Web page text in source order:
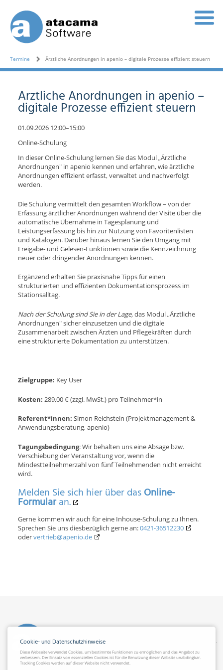
Termine Ärztliche Anordnungen in apenio – digitale Prozesse effizient steuern
Ärztliche Anordnungen in apenio –
digitale Prozesse effizient steuern
01.09.2026 12:00–15:00
Online-Schulung
In dieser Online-Schulung lernen Sie das Modul „Ärztliche
Anordnungen" in apenio kennen und erfahren, wie ärztliche
Anordnungen effizient erfasst, verwaltet und nachverfolgt
werden.
Die Schulung vermittelt den gesamten Workflow – von der
Erfassung ärztlicher Anordnungen während der Visite über die
automatische Übernahme in Tagesplanung und
Leistungserfassung bis hin zur Nutzung von Favoritenlisten
und Katalogen. Darüber hinaus lernen Sie den Umgang mit
Freigabe- und Gelesen-Funktionen sowie die Kennzeichnung
neuer oder dringender Anordnungen kennen.
Ergänzend erhalten Sie praxisnahe Tipps für einen
strukturierten und effizienten Dokumentationsprozess im
Stationsalltag.
Nach der Schulung sind Sie in der Lage,das Modul „Ärztliche
Anordnungen" sicher einzusetzen und die digitale
Zusammenarbeit zwischen Ärzten und Pflegekräften durch
eine strukturierte Dokumentation zu unterstützen.
Zielgruppe: Key User
Kosten: 289,00 € (zzgl. MwSt.) pro Teilnehmer*in
Referent*innen: Simon Reichstein (Projektmanagement &
Anwendungsberatung, apenio)
Tagungsbedingung: Wir behalten uns eine Absage bzw.
Verschiebung der Veranstaltung vor, wenn die
Mindestteilnehmerzahl von fünf Teilnehmenden nicht erreicht
wird.
Melden Sie sich hier über dasOnline-
Formularan.
Gerne kommen wir auch für eine Inhouse-Schulung zu Ihnen.
Sprechen Sie uns diesbezüglich gerne an:0421-36512230
odervertrieb@apenio.de
Cookie- und Datenschutzhinweise
Diese Webseite verwendet Cookies, um bestimmte Funktionen zu ermöglichen und das Angebot zu
verbessern. Der Einsatz von essenziellen Cookies ist für die Benutzung dieser Website unabdingbar.
Tracking Cookies werden auf dieser Website nicht verwendet.